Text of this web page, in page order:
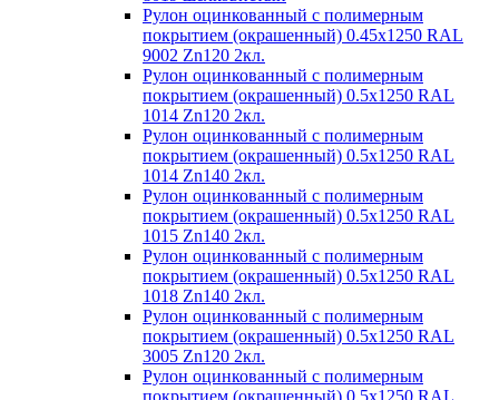
Рулон оцинкованный с полимерным
покрытием (окрашенный) 0.45x1250 RAL
9002 Zn120 2кл.
Рулон оцинкованный с полимерным
покрытием (окрашенный) 0.5x1250 RAL
1014 Zn120 2кл.
Рулон оцинкованный с полимерным
покрытием (окрашенный) 0.5x1250 RAL
1014 Zn140 2кл.
Рулон оцинкованный с полимерным
покрытием (окрашенный) 0.5x1250 RAL
1015 Zn140 2кл.
Рулон оцинкованный с полимерным
покрытием (окрашенный) 0.5x1250 RAL
1018 Zn140 2кл.
Рулон оцинкованный с полимерным
покрытием (окрашенный) 0.5x1250 RAL
3005 Zn120 2кл.
Рулон оцинкованный с полимерным
покрытием (окрашенный) 0.5x1250 RAL